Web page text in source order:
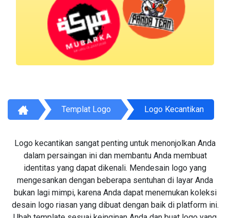
Templat Logo Logo Kecantikan
Logo kecantikan sangat penting untuk menonjolkan Anda
dalam persaingan ini dan membantu Anda membuat
identitas yang dapat dikenali. Mendesain logo yang
mengesankan dengan beberapa sentuhan di layar Anda
bukan lagi mimpi, karena Anda dapat menemukan koleksi
desain logo riasan yang dibuat dengan baik di platform ini.